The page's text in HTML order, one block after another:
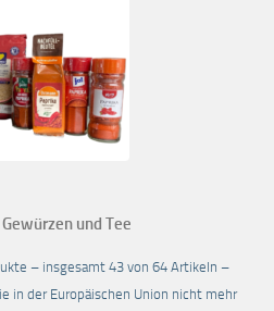
und Tee
– insgesamt 43 von 64 Artikeln –
in der Europäischen Union nicht mehr